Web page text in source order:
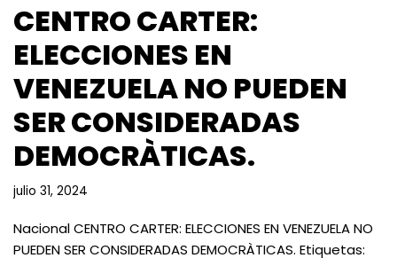
CENTRO CARTER:
ELECCIONES EN
VENEZUELA NO PUEDEN
SER CONSIDERADAS
DEMOCRÀTICAS.
julio 31, 2024
Nacional CENTRO CARTER: ELECCIONES EN VENEZUELA NO
PUEDEN SER CONSIDERADAS DEMOCRÀTICAS. Etiquetas: